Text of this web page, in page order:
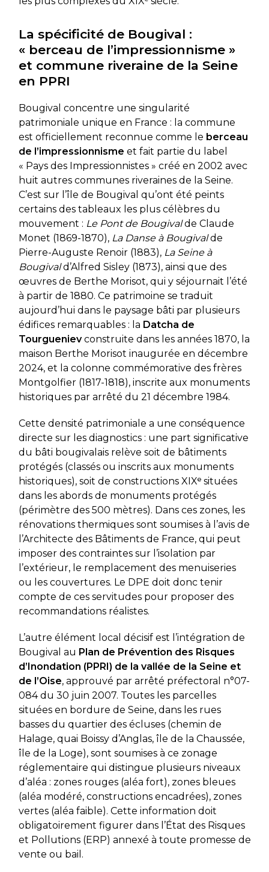
La spécificité de Bougival :
« berceau de l’impressionnisme »
et commune riveraine de la Seine
en PPRI
Bougival concentre une singularité
patrimoniale unique en France : la commune
est officiellement reconnue comme le berceau
de l’impressionnisme et fait partie du label
« Pays des Impressionnistes » créé en 2002 avec
huit autres communes riveraines de la Seine.
C’est sur l’île de Bougival qu’ont été peints
certains des tableaux les plus célèbres du
mouvement : Le Pont de Bougivalde Claude
Monet (1869-1870), La Danse à Bougivalde
Pierre-Auguste Renoir (1883), La Seine à
Bougivald’Alfred Sisley (1873), ainsi que des
œuvres de Berthe Morisot, qui y séjournait l’été
à partir de 1880. Ce patrimoine se traduit
aujourd’hui dans le paysage bâti par plusieurs
édifices remarquables : la Datcha de
Tourguenievconstruite dans les années 1870, la
maison Berthe Morisot inaugurée en décembre
2024, et la colonne commémorative des frères
Montgolfier (1817-1818), inscrite aux monuments
historiques par arrêté du 21 décembre 1984.
Cette densité patrimoniale a une conséquence
directe sur les diagnostics : une part significative
du bâti bougivalais relève soit de bâtiments
protégés (classés ou inscrits aux monuments
historiques), soit de constructions XIXᵉ situées
dans les abords de monuments protégés
(périmètre des 500 mètres). Dans ces zones, les
rénovations thermiques sont soumises à l’avis de
l’Architecte des Bâtiments de France, qui peut
imposer des contraintes sur l’isolation par
l’extérieur, le remplacement des menuiseries
ou les couvertures. Le DPE doit donc tenir
compte de ces servitudes pour proposer des
recommandations réalistes.
L’autre élément local décisif est l’intégration de
Bougival au Plan de Prévention des Risques
d’Inondation (PPRI) de la vallée de la Seine et
de l’Oise, approuvé par arrêté préfectoral n°07-
084 du 30 juin 2007. Toutes les parcelles
situées en bordure de Seine, dans les rues
basses du quartier des écluses (chemin de
Halage, quai Boissy d’Anglas, île de la Chaussée,
île de la Loge), sont soumises à ce zonage
réglementaire qui distingue plusieurs niveaux
d’aléa : zones rouges (aléa fort), zones bleues
(aléa modéré, constructions encadrées), zones
vertes (aléa faible). Cette information doit
obligatoirement figurer dans l’État des Risques
et Pollutions (ERP) annexé à toute promesse de
vente ou bail.